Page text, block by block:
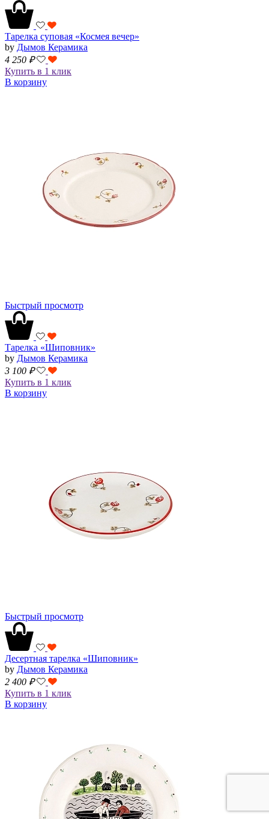
Тарелка суповая «Космея вечер»
by Дымов Керамика
4 250 ₽
Купить в 1 клик
В корзину
Быстрый просмотр
Тарелка «Шиповник»
by Дымов Керамика
3 100 ₽
Купить в 1 клик
В корзину
Быстрый просмотр
Десертная тарелка «Шиповник»
by Дымов Керамика
2 400 ₽
Купить в 1 клик
В корзину